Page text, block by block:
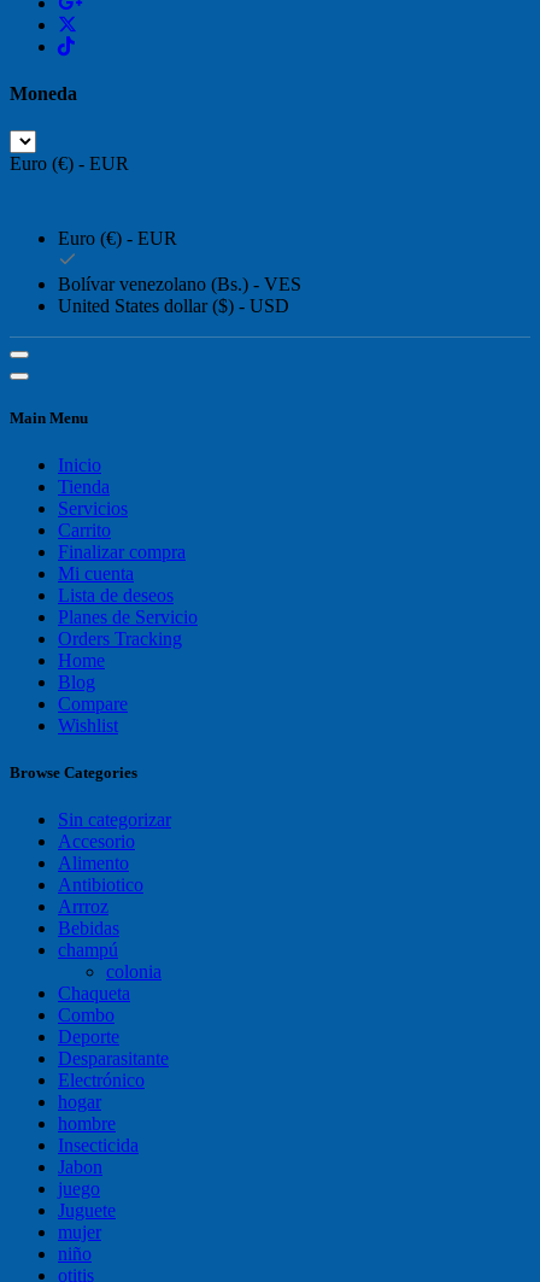
Moneda
Euro (€) - EUR
Euro (€) - EUR
Bolívar venezolano (Bs.) - VES
United States dollar ($) - USD
Main Menu
Inicio
Tienda
Servicios
Carrito
Finalizar compra
Mi cuenta
Lista de deseos
Planes de Servicio
Orders Tracking
Home
Blog
Compare
Wishlist
Browse Categories
Sin categorizar
Accesorio
Alimento
Antibiotico
Arrroz
Bebidas
champú
colonia
Chaqueta
Combo
Deporte
Desparasitante
Electrónico
hogar
hombre
Insecticida
Jabon
juego
Juguete
mujer
niño
otitis